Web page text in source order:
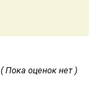
( Пока оценок нет )